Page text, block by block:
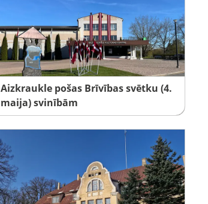
Aizkraukle pošas Brīvības svētku (4.
maija) svinībām